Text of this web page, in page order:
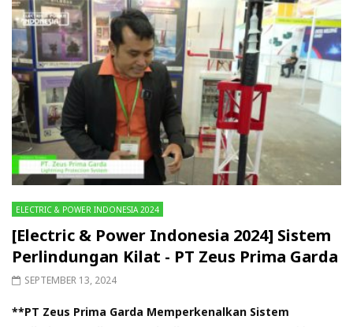
ELECTRIC & POWER INDONESIA 2024
[Electric & Power Indonesia 2024] Sistem
Perlindungan Kilat - PT Zeus Prima Garda
SEPTEMBER 13, 2024
**PT Zeus Prima Garda Memperkenalkan Sistem